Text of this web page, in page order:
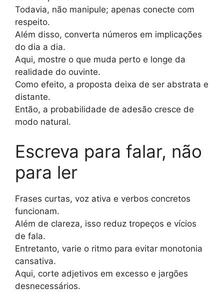
Todavia, não manipule; apenas conecte com
respeito.
Além disso, converta números em implicações
do dia a dia.
Aqui, mostre o que muda perto e longe da
realidade do ouvinte.
Como efeito, a proposta deixa de ser abstrata e
distante.
Então, a probabilidade de adesão cresce de
modo natural.
Escreva para falar, não
para ler
Frases curtas, voz ativa e verbos concretos
funcionam.
Além de clareza, isso reduz tropeços e vícios
de fala.
Entretanto, varie o ritmo para evitar monotonia
cansativa.
Aqui, corte adjetivos em excesso e jargões
desnecessários.